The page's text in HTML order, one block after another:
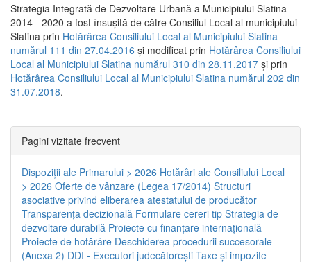
Strategia Integrată de Dezvoltare Urbană a Municipiului Slatina
2014 - 2020 a fost însuşită de către Consiliul Local al municipiului
Slatina prin Hotărârea Consiliului Local al Municipiului Slatina
numărul 111 din 27.04.2016 și modificat prin Hotărârea Consiliului
Local al Municipiului Slatina numărul 310 din 28.11.2017 și prin
Hotărârea Consiliului Local al Municipiului Slatina numărul 202 din
31.07.2018.
Pagini vizitate frecvent
Dispoziţii ale Primarului > 2026 Hotărâri ale Consiliului Local
> 2026 Oferte de vânzare (Legea 17/2014) Structuri
asociative privind eliberarea atestatului de producător
Transparenţa decizională Formulare cereri tip Strategia de
dezvoltare durabilă Proiecte cu finanţare internaţională
Proiecte de hotărâre Deschiderea procedurii succesorale
(Anexa 2) DDI - Executori judecătorești Taxe şi impozite